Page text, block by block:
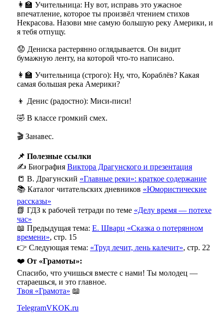
👩‍🏫 Учительница: Ну вот, исправь это ужасное
впечатление, которое ты произвёл чтением стихов
Некрасова. Назови мне самую большую реку Америки, и
я тебя отпущу.
😟 Дениска растерянно оглядывается. Он видит
бумажную ленту, на которой что-то написано.
👩‍🏫 Учительница (строго): Ну, что, Кораблёв? Какая
самая большая река Америки?
👦 Денис (радостно): Миси-писи!
🤣 В классе громкий смех.
🎬 Занавес.
📌 Полезные ссылки
✍️ Биография Виктора Драгунского и презентация
📒 В. Драгунский «Главные реки»: краткое содержание
📚 Каталог читательских дневников «Юмористические
рассказы»
📗 ГДЗ к рабочей тетради по теме «Делу время — потехе
час»
📖 Предыдущая тема: Е. Шварц «Сказка о потерянном
времени», стр. 15
👉 Следующая тема: «Труд лечит, лень калечит», стр. 22
❤️ От «Грамоты»:
Спасибо, что учишься вместе с нами! Ты молодец —
стараешься, и это главное.
Твоя «Грамота» 📖
TelegramVKOK.ru